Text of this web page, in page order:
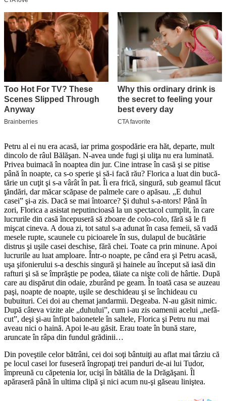
Petru al ei nu era acasă, iar prima gos­podărie era hăt, departe, mult
dincolo de râul Bă­lăşan. N-avea unde fugi şi uliţa nu era luminată.
Privea buimacă în noaptea din jur. Cine intrase în casă şi se pitise
până în noapte, ca s-o sperie şi să-i facă rău? Florica a luat din bu­că­
tă­rie un cuţit şi s-a vârât în pat. Îi era frică, singură, sub geamul făcut
ţăndări, dar măcar scăpase de palmele care o apăsau. „E du­hul
casei” şi-a zis. Dacă se mai întoarce? Şi duhul s-a-ntors! Până în
zori, Florica a asistat neputincioasă la un spectacol cumplit, în care
lucrurile din casă începuseră să zboare de colo-colo, fără să le fi
mişcat cineva. A doua zi, tot satul s-a adunat în casa femeii, să vadă
mesele rupte, scaunele cu pi­cioarele în sus, dulapul de bucătărie
distrus şi uşile casei deschise, fără chei. Toate ca prin minune. Apoi
lucrurile au luat amploare. Într-o noapte, pe când era şi Petru acasă,
uşa şifo­nierului s-a deschis singură şi hainele au început să iasă din
rafturi şi să se împrăştie pe podea, tăiate ca nişte coli de hârtie. După
care au dispărut din odaie, zbu­rând pe geam. În toată casa se auzeau
paşi, noapte de noapte, uşi­le se deschideau şi se închideau cu
bubuituri. Cei doi au chemat jandarmii. Degeaba. N-au găsit ni­mic.
După câteva vizite ale „du­hu­lui”, cum i-au zis oamenii ace­lui „nefă­
cut”, deşi şi-au înfipt baionetele în saltele, Florica şi Petru nu mai
aveau nici o haină. Apoi le-au găsit. Erau toate în bună stare,
aruncate în râpa din fundul grădinii…
Din poveştile celor bătrâni, cei doi soţi bântuiţi au aflat mai târziu că
pe locul casei lor fuseseră în­gropaţi trei panduri de-ai lui Tu­dor,
împreună cu că­petenia lor, ucişi în bătălia de la Dră­găşani. Îl
apăraseră până în ultima clipă şi nici acum nu-şi găseau liniştea.